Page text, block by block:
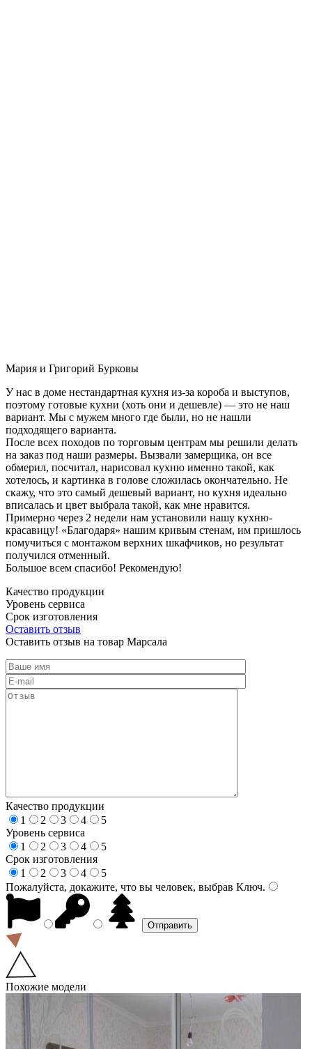
Мария и Григорий Бурковы
У нас в доме нестандартная кухня из-за короба и выступов,
поэтому готовые кухни (хоть они и дешевле) — это не наш
вариант. Мы с мужем много где были, но не нашли
подходящего варианта.
После всех походов по торговым центрам мы решили делать
на заказ под наши размеры. Вызвали замерщика, он все
обмерил, посчитал, нарисовал кухню именно такой, как
хотелось, и картинка в голове сложилась окончательно. Не
скажу, что это самый дешевый вариант, но кухня идеально
вписалась и цвет выбрала такой, как мне нравится.
Примерно через 2 недели нам установили нашу кухню-
красавицу! «Благодаря» нашим кривым стенам, им пришлось
помучиться с монтажом верхних шкафчиков, но результат
получился отменный.
Большое всем спасибо! Рекомендую!
Качество продукции
Уровень сервиса
Срок изготовления
Оставить отзыв
Оставить отзыв на товар Марсала
Качество продукции
1
2 3 4
5
Уровень сервиса
1
2 3 4
5
Срок изготовления
1
2 3 4
5
Пожалуйста, докажите, что вы человек, выбрав Ключ.
Похожие модели